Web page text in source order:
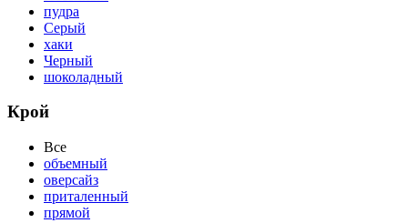
пудра
Серый
хаки
Черный
шоколадный
Крой
Все
объемный
оверсайз
приталенный
прямой